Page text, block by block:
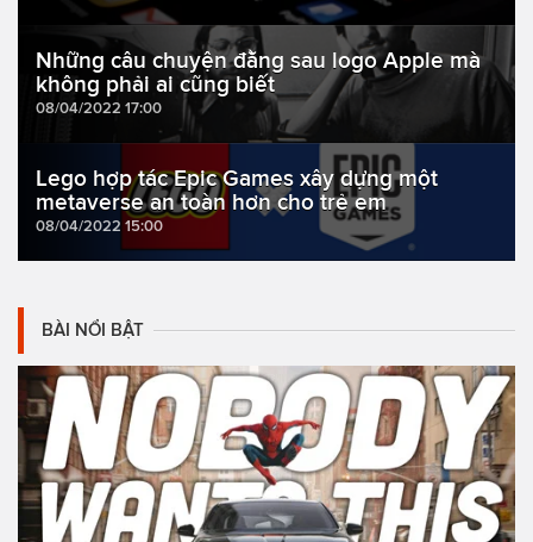
Những câu chuyện đằng sau logo Apple mà
không phải ai cũng biết
08/04/2022 17:00
Lego hợp tác Epic Games xây dựng một
metaverse an toàn hơn cho trẻ em
08/04/2022 15:00
BÀI NỔI BẬT